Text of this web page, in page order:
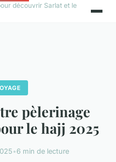
découvrir Sarlat et le
pèlerinage
le hajj 2025
•6 min de lecture